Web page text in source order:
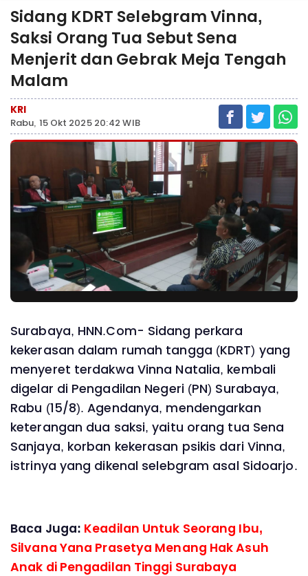
Sidang KDRT Selebgram Vinna,
Saksi Orang Tua Sebut Sena
Menjerit dan Gebrak Meja Tengah
Malam
KRI
Rabu, 15 Okt 2025 20:42 WIB
Surabaya, HNN.Com- Sidang perkara
kekerasan dalam rumah tangga (KDRT) yang
menyeret terdakwa Vinna Natalia, kembali
digelar di Pengadilan Negeri (PN) Surabaya,
Rabu (15/8). Agendanya, mendengarkan
keterangan dua saksi, yaitu orang tua Sena
Sanjaya, korban kekerasan psikis dari Vinna,
istrinya yang dikenal selebgram asal Sidoarjo.
Baca Juga: Keadilan Untuk Seorang Ibu,
Silvana Yana Prasetya Menang Hak Asuh
Anak di Pengadilan Tinggi Surabaya